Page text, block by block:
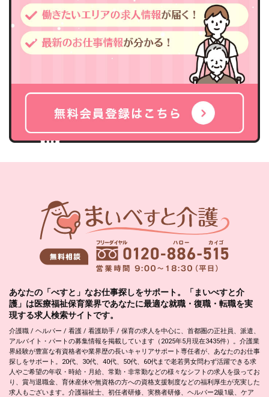
あなたの「べすと」なお仕事探しをサポート。「まいべすと介
護」は医療福祉保育業界であなたに最適な就職・復職・転職を実
現する求人検索サイトです。
介護職 / ヘルパー / 看護 / 看護助手 / 保育の求人を中心に、首都圏の正社員、派遣、
アルバイト・パートの募集情報を掲載しています（2025年5月現在3435件）。介護業
界経験が豊富な有資格者や業界歴の長いキャリアサポート専任者が、あなたのお仕事
探しをサポート。20代、30代、40代、50代、60代まで老若男女問わず活躍できる求
人やご希望の年収・時給・月給、常勤・非常勤などの様々なシフトの求人を扱ってお
り、賞与退職金、育休産休や無資格の方への資格支援制度などの福利厚生が充実した
求人もございます。介護福祉士、初任者研修、実務者研修、ヘルパー2級1級、ケア